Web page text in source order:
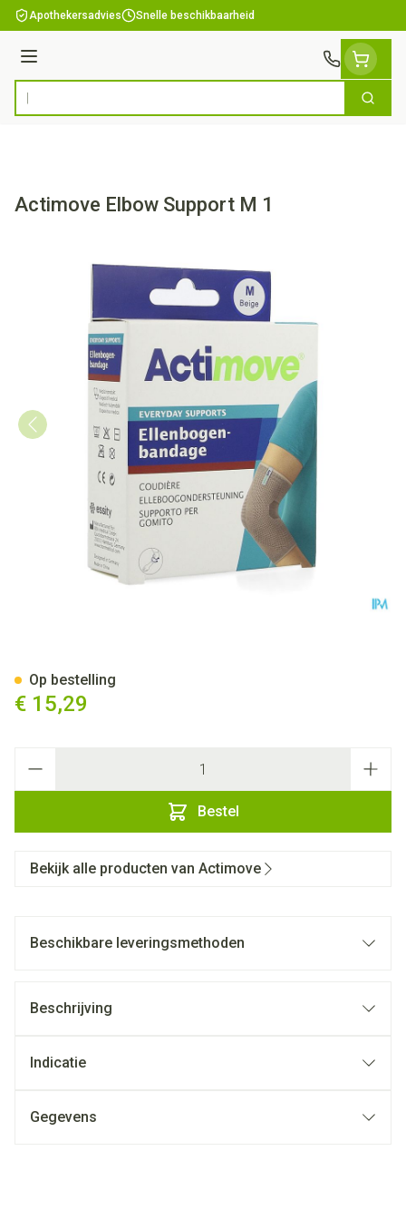
Ga naar de inhoud
Apothekersadvies Snelle beschikbaarheid
Menu
Product, merk, categorie... Zoek
Actimove Elbow Support M 1
€ 15,29
Bestel
Op bestelling
Bekijk alle producten van Actimove
Beschikbare leveringsmethoden
Beschrijving
Indicatie
Gegevens